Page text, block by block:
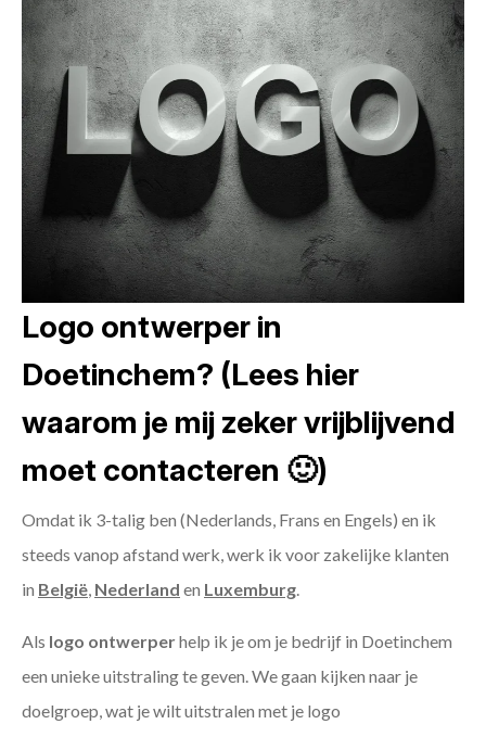
Logo ontwerper in
Doetinchem? (Lees hier
waarom je mij zeker vrijblijvend
moet contacteren 🙂)
Omdat ik 3-talig ben (Nederlands, Frans en Engels) en ik
steeds vanop afstand werk, werk ik voor zakelijke klanten
in België, Nederland en Luxemburg.
Als logo ontwerperhelp ik je om je bedrijf in Doetinchem
een unieke uitstraling te geven. We gaan kijken naar je
doelgroep, wat je wilt uitstralen met je logo